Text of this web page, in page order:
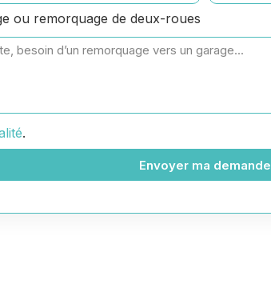
ou remorquage de deux-roues
.
Envoyer ma demande